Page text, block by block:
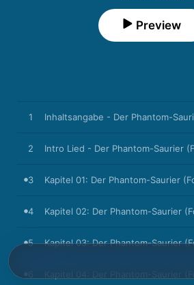
Preview
1 Inhaltsangabe - Der Phantom-
2 Intro Lied - Der Phantom-Saurier
3 Kapitel 01: Der Phantom-Saurier
4 Kapitel 02: Der Phantom-Saurier
5 Kapitel 03: Der Phantom-Saurier
6 Kapitel 04: Der Phantom-Saurier